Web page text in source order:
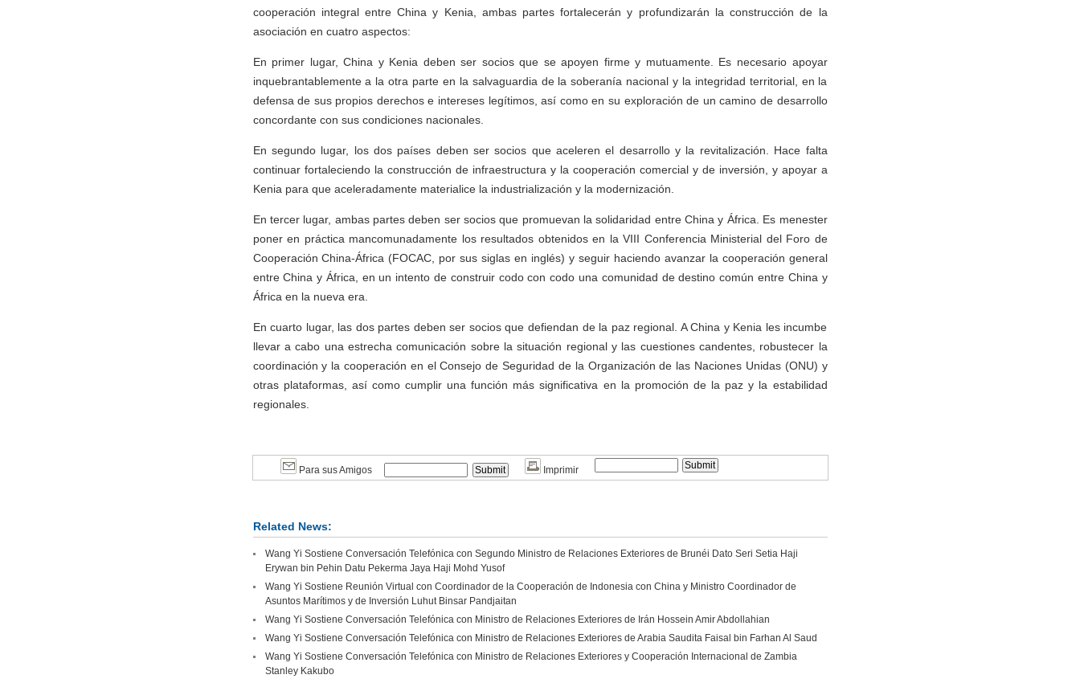
cooperación integral entre China y Kenia, ambas partes fortalecerán y profundizarán la construcción de la
asociación en cuatro aspectos:
En primer lugar, China y Kenia deben ser socios que se apoyen firme y mutuamente. Es necesario apoyar
inquebrantablemente a la otra parte en la salvaguardia de la soberanía nacional y la integridad territorial, en la
defensa de sus propios derechos e intereses legítimos, así como en su exploración de un camino de desarrollo
concordante con sus condiciones nacionales.
En segundo lugar, los dos países deben ser socios que aceleren el desarrollo y la revitalización. Hace falta
continuar fortaleciendo la construcción de infraestructura y la cooperación comercial y de inversión, y apoyar a
Kenia para que aceleradamente materialice la industrialización y la modernización.
En tercer lugar, ambas partes deben ser socios que promuevan la solidaridad entre China y África. Es menester
poner en práctica mancomunadamente los resultados obtenidos en la VIII Conferencia Ministerial del Foro de
Cooperación China-África (FOCAC, por sus siglas en inglés) y seguir haciendo avanzar la cooperación general
entre China y África, en un intento de construir codo con codo una comunidad de destino común entre China y
África en la nueva era.
En cuarto lugar, las dos partes deben ser socios que defiendan de la paz regional. A China y Kenia les incumbe
llevar a cabo una estrecha comunicación sobre la situación regional y las cuestiones candentes, robustecer la
coordinación y la cooperación en el Consejo de Seguridad de la Organización de las Naciones Unidas (ONU) y
otras plataformas, así como cumplir una función más significativa en la promoción de la paz y la estabilidad
regionales.
Para sus Amigos Imprimir
Related News:
Wang Yi Sostiene Conversación Telefónica con Segundo Ministro de Relaciones Exteriores de Brunéi Dato Seri Setia Haji
Erywan bin Pehin Datu Pekerma Jaya Haji Mohd Yusof
Wang Yi Sostiene Reunión Virtual con Coordinador de la Cooperación de Indonesia con China y Ministro Coordinador de
Asuntos Marítimos y de Inversión Luhut Binsar Pandjaitan
Wang Yi Sostiene Conversación Telefónica con Ministro de Relaciones Exteriores de Irán Hossein Amir Abdollahian
Wang Yi Sostiene Conversación Telefónica con Ministro de Relaciones Exteriores de Arabia Saudita Faisal bin Farhan Al Saud
Wang Yi Sostiene Conversación Telefónica con Ministro de Relaciones Exteriores y Cooperación Internacional de Zambia
Stanley Kakubo